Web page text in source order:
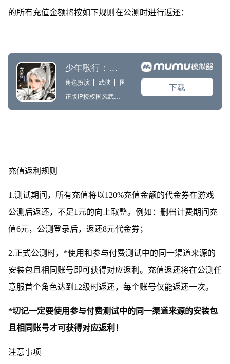
的所有充值金额将按如下规则在公测时进行返还：
充值返利规则
1.测试期间，所有充值将以120%充值金额的代金券在游戏
公测后返还，不足1元的向上取整。例如：删档计费期间充
值6元，公测登录后，返还8元代金券；
2.正式公测时，*使用和参与付费测试中的同一渠道来源的
安装包且相同账号即可获得对应返利。充值返还将在公测任
意服首个角色达到12级时返还，每个账号仅能返还一次。
*切记一定要使用参与付费测试中的同一渠道来源的安装包
且相同账号才可获得对应返利！
注意事项